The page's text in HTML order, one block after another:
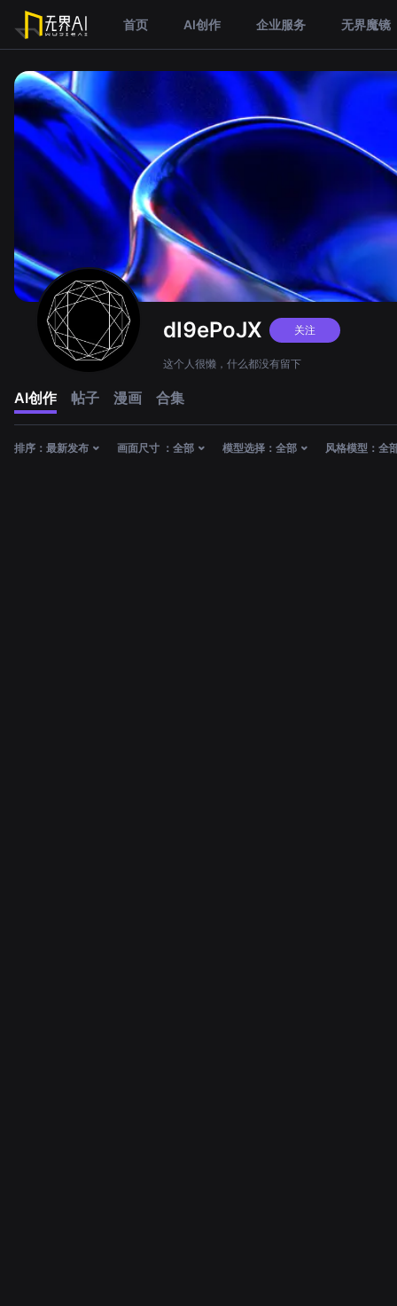
首页 AI创作 企业服务 无界魔镜
dI9ePoJX 关注
这个人很懒，什么都没有留下
AI创作 帖子 漫画 合集
排序： 最新发布 画面尺寸 ： 全部 模型选择： 全部 风格模型： 全